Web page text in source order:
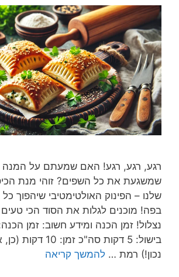
רגע, רגע, רגע! האם שמעתם על המנה
שמשגעת את כל השפים? זוהי מנת
שלנו – הפינוק האולטימטיבי שיהפוך
בפה! מוכנים לגלות את הסוד הכי
בישול: 5 דקות סה"כ
נכון!) רמת … להמשך קריאה